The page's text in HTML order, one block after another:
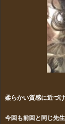
柔らかい質感に近づ
今回も前回と同じ先